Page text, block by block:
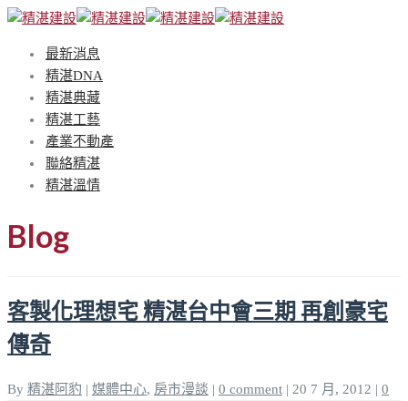
最新消息
精湛DNA
精湛典藏
精湛工藝
產業不動產
聯絡精湛
精湛溫情
Blog
客製化理想宅 精湛台中會三期 再創豪宅
傳奇
By 精湛阿豹 | 媒體中心, 房市漫談 | 0 comment | 20 7 月, 2012 | 0